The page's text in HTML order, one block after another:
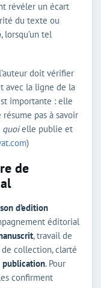
révéler un écart
du texte ou
, lorsqu’un tel
doit vérifier
avec la ligne de la
importante : elle
résume pas à savoir
quoielle publie et
)
de
d’edition
éditorial
, travail de
collection, clarté
publication. Pour
confirment